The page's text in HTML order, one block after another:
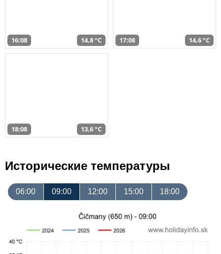
16:08 14,8 °C 17:08 14,6 °C
18:08 13,6 °C
Исторические температуры
06:00 09:00 12:00 15:00 18:00